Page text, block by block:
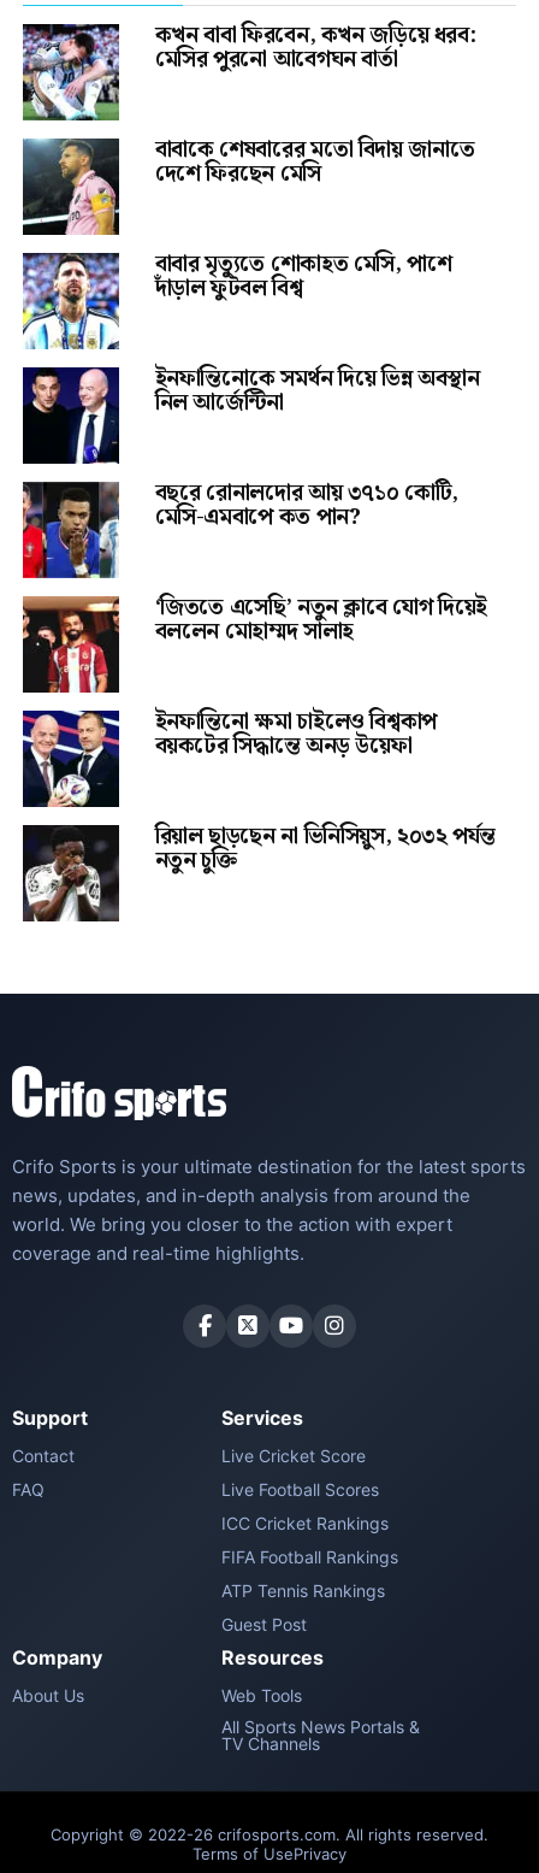
কখন বাবা ফিরবেন, কখন জড়িয়ে ধরব:
মেসির পুরনো আবেগঘন বার্তা
বাবাকে শেষবারের মতো বিদায় জানাতে
দেশে ফিরছেন মেসি
বাবার মৃত্যুতে শোকাহত মেসি, পাশে
দাঁড়াল ফুটবল বিশ্ব
ইনফান্তিনোকে সমর্থন দিয়ে ভিন্ন অবস্থান
নিল আর্জেন্টিনা
বছরে রোনালদোর আয় ৩৭১০ কোটি,
মেসি-এমবাপে কত পান?
‘জিততে এসেছি’ নতুন ক্লাবে যোগ দিয়েই
বললেন মোহাম্মদ সালাহ
ইনফান্তিনো ক্ষমা চাইলেও বিশ্বকাপ
বয়কটের সিদ্ধান্তে অনড় উয়েফা
রিয়াল ছাড়ছেন না ভিনিসিয়ুস, ২০৩২ পর্যন্ত
নতুন চুক্তি
Crifo Sports is your ultimate destination for the latest sports
news, updates, and in-depth analysis from around the
world. We bring you closer to the action with expert
coverage and real-time highlights.
Support
Contact
FAQ
Services
Live Cricket Score
Live Football Scores
ICC Cricket Rankings
FIFA Football Rankings
ATP Tennis Rankings
Guest Post
Company
About Us
Resources
Web Tools
All Sports News Portals &
TV Channels
Copyright © 2022-26 crifosports.com. All rights reserved.
Terms of UsePrivacy